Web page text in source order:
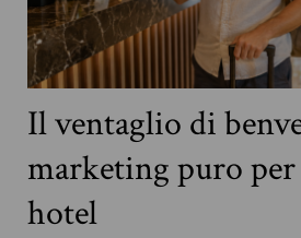
Il ventaglio di
marketing puro
hotel